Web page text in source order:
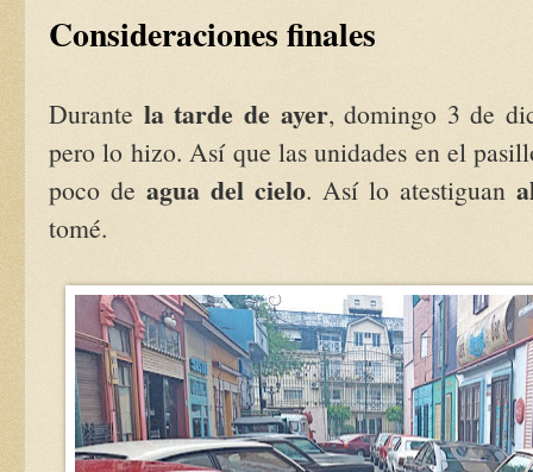
Consideraciones finales
Durante la tarde de ayer, domingo 3 de
pero lo hizo. Así que las unidades en el
poco de agua del cielo. Así lo atestiguan
tomé.